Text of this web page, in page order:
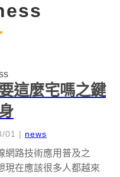
這麼宅嗎之鍵
01 | news
網路技術應用普及之
現在應該很多人都越來